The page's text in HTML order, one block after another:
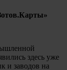
здесь уже
и заводов на